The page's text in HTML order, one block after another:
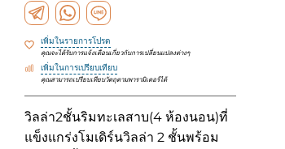
เพิ่มในรายการโปรด
คุณจะได้รับการแจ้งเตือนเกี่ยวกับการเปลี่ยนแปลงต่างๆ
เพิ่มในการเปรียบเทียบ
คุณสามารถเปรียบเทียบวัตถุตามพารามิเตอร์ได้
วิลล่า2ชั้นริมทะเลสาบ(4 ห้องนอน)ที่
แข็งแกร่งโมเดิร์นวิลล่า 2 ชั้นพร้อม